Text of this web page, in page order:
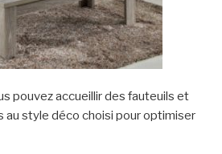
pouvez accueillir des fauteuils et
au style déco choisi pour optimiser